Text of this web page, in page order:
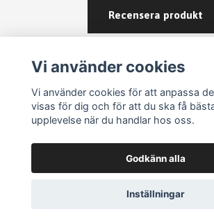
Recensera produkt
Om köp och returer
Vi använder cookies
Vi använder cookies för att anpassa
visas för dig och för att du ska få
upplevelse när du handlar hos oss.
Godkänn alla
Inställningar